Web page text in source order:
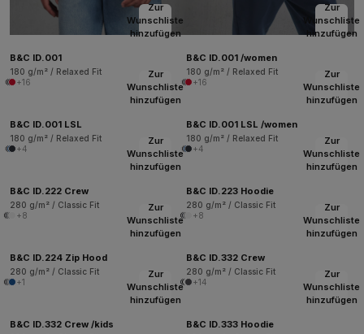
Zur
Wunschliste
hinzufügen
B&C ID.001
180 g/m² / Relaxed Fit
+16
Zur
Wunschliste
hinzufügen
B&C ID.001 /women
180 g/m² / Relaxed Fit
+16
Zur
Wunschliste
hinzufügen
B&C ID.001 LSL
180 g/m² / Relaxed Fit
+4
Zur
Wunschliste
hinzufügen
B&C ID.001 LSL /women
180 g/m² / Relaxed Fit
+4
Zur
Wunschliste
hinzufügen
B&C ID.222 Crew
280 g/m² / Classic Fit
+8
Zur
Wunschliste
hinzufügen
B&C ID.223 Hoodie
280 g/m² / Classic Fit
+8
Zur
Wunschliste
hinzufügen
B&C ID.224 Zip Hood
280 g/m² / Classic Fit
+1
Zur
Wunschliste
hinzufügen
B&C ID.332 Crew
280 g/m² / Classic Fit
+14
Zur
Wunschliste
hinzufügen
B&C ID.332 Crew /kids
Zur
Wunschliste
hinzufügen
B&C ID.333 Hoodie